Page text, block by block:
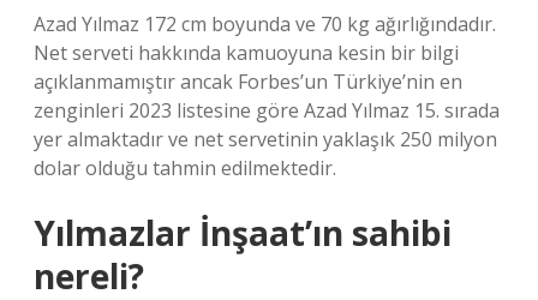
Azad Yılmaz 172 cm boyunda ve 70 kg ağırlığındadır.
Net serveti hakkında kamuoyuna kesin bir bilgi
açıklanmamıştır ancak Forbes’un Türkiye’nin en
zenginleri 2023 listesine göre Azad Yılmaz 15. sırada
yer almaktadır ve net servetinin yaklaşık 250 milyon
dolar olduğu tahmin edilmektedir.
Yılmazlar İnşaat’ın sahibi
nereli?